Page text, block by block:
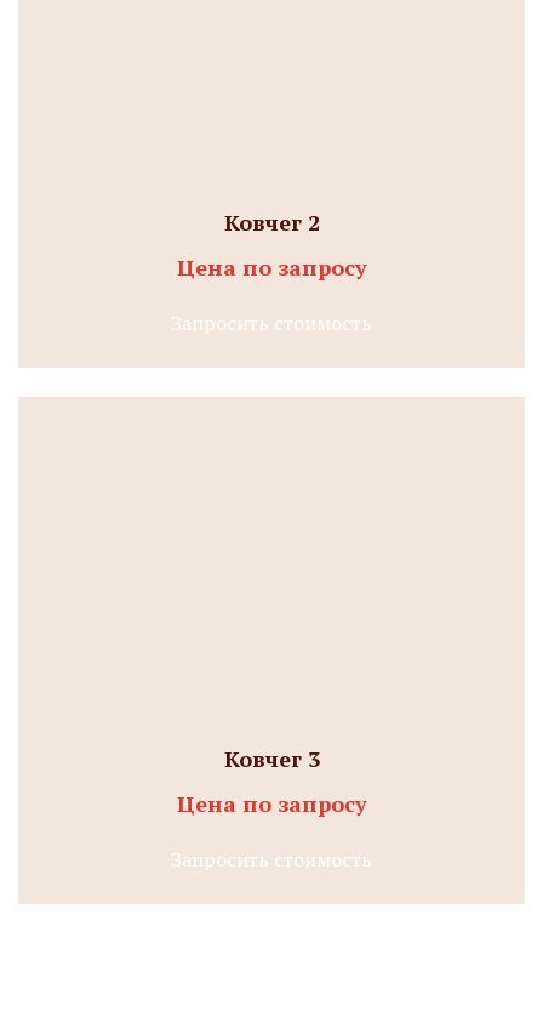
Ковчег 2
Цена по запросу
Запросить стоимость
Ковчег 3
Цена по запросу
Запросить стоимость